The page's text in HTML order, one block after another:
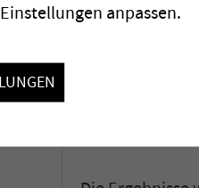
eine
anpassen.